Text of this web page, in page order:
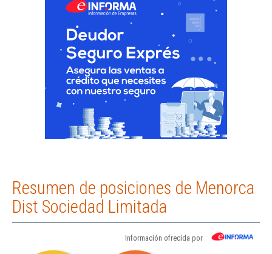
Resumen de posiciones de Menorca
Dist Sociedad Limitada
Información ofrecida por